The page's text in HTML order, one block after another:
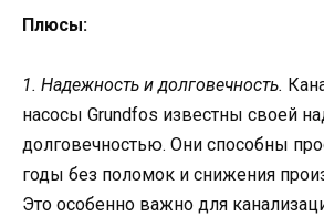
Плюсы:
1. Надежность и долговечность.
насосы Grundfos известны своей
долговечностью. Они способны
годы без поломок и снижения
Это особенно важно для